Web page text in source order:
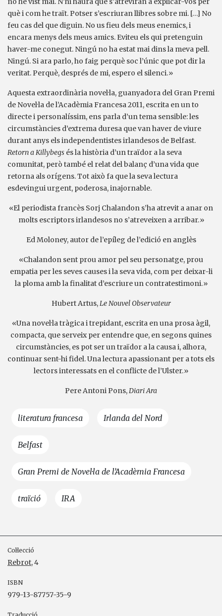
què i com he traït. Potser s’escriuran llibres sobre mi. […] No
feu cas del que diguin. No us fieu dels meus enemics, i
encara menys dels meus amics. Eviteu els qui pretenguin
haver-me conegut. Ningú no ha estat mai dins la meva pell.
Ningú. Si ara parlo, ho faig perquè soc l’únic que pot dir la
veritat. Perquè, després de mi, espero el silenci.»
Aquesta extraordinària novel·la, guanyadora del Gran Premi
de Novel·la de l’Acadèmia Francesa 2011, escrita en un to
directe i personalíssim, ens parla d’un tema sensible: les
circumstàncies d’extrema duresa que van haver de viure
durant anys els independentistes irlandesos de Belfast.
Retorn a Killybegs és la història d’un traïdor a la seva
comunitat, però també el relat del balanç d’una vida que
retorna als orígens. Tot això fa que la seva lectura
esdevingui urgent, poderosa, inajornable.
«El periodista francès Sorj Chalandon s’ha atrevit a anar on
molts escriptors irlandesos no s’atreveixen a arribar.»
Ed Moloney, autor de l’epíleg de l’edició en anglès
«Chalandon sent prou amor pel seu personatge, prou
empatia per les seves causes i la seva vida, com per deixar-li
la ploma amb la finalitat d’escriure un contratestimoni.»
Hubert Artus,Le Nouvel Observateur
«Una novel·la tràgica i trepidant, escrita en una prosa àgil,
compacta, que serveix per entendre que, en segons quines
circumstàncies, es pot ser un traïdor a la causa i, alhora,
continuar sent-hi fidel. Una lectura apassionant per a tots els
lectors interessats en el conflicte de l’Ulster.»
Pere Antoni Pons,Diari Ara
literatura francesa Irlanda del Nord
Belfast
Gran Premi de Novel·la de l’Acadèmia Francesa
traïció IRA
Col·lecció
Rebrot, 4
ISBN
979-13-87757-35-9